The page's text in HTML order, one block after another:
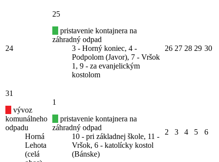
24
25
pristavenie kontajnera na
záhradný odpad
3 - Horný koniec, 4 -
Podpolom (Javor), 7 - Vršok
1, 9 - za evanjelickým
kostolom
26 27 28 29 30
31
vývoz
komunálneho
odpadu
Horná
Lehota
(celá
1
pristavenie kontajnera na
záhradný odpad
10 - pri základnej škole, 11 -
Vršok, 6 - katolícky kostol
(Bánske)
2 3 4 5 6